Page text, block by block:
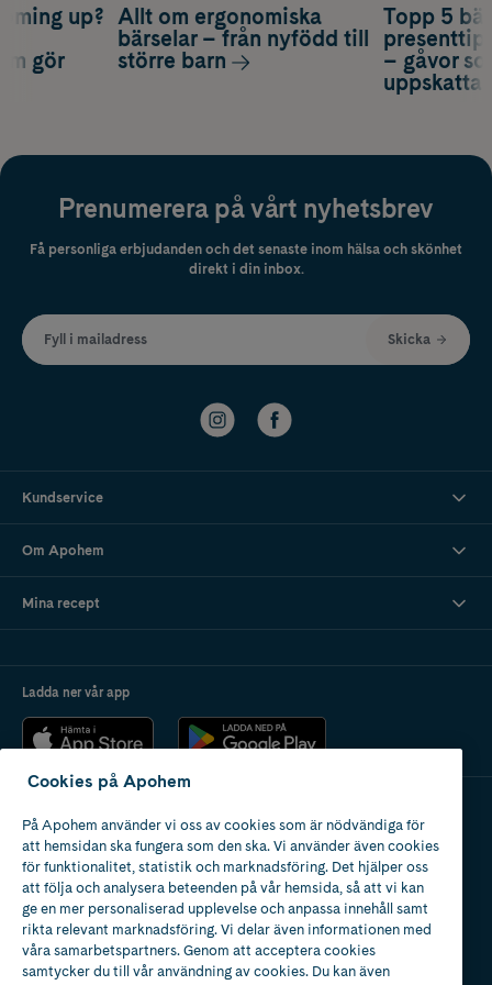
Topp 5
– gåvor
up?
gör
Allt om ergonomiska
bärselar – från nyfödd till
större barn
Prenumerera på vårt nyhetsbrev
Få personliga erbjudanden och det senaste inom hälsa och skönhet
direkt i din inbox.
Fyll i mailadress Skicka
Kundservice
Om Apohem
Mina recept
Ladda ner vår app
Apotek med tillstånd
av Läkemedelsverket
Cookies på Apohem
På Apohem använder vi oss av cookies som är nödvändiga för
att hemsidan ska fungera som den ska. Vi använder även cookies
för funktionalitet, statistik och marknadsföring. Det hjälper oss
att följa och analysera beteenden på vår hemsida, så att vi kan
ge en mer personaliserad upplevelse och anpassa innehåll samt
rikta relevant marknadsföring. Vi delar även informationen med
våra samarbetspartners. Genom att acceptera cookies
samtycker du till vår användning av cookies. Du kan även